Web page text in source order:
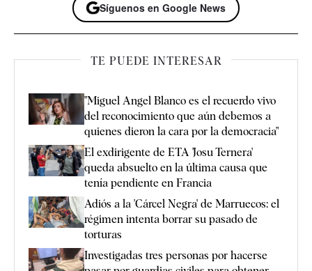
Síguenos en Google News
TE PUEDE INTERESAR
"Miguel Angel Blanco es el recuerdo vivo
del reconocimiento que aún debemos a
quienes dieron la cara por la democracia"
El exdirigente de ETA 'Josu Ternera'
queda absuelto en la última causa que
tenía pendiente en Francia
Adiós a la 'Cárcel Negra' de Marruecos: el
régimen intenta borrar su pasado de
torturas
Investigadas tres personas por hacerse